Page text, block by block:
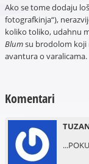
Ako se tome dodaju
fotografkinja“),
koliko toliko, udahnu
Blumsu brodolom koji
avantura o varalicama.
Komentari